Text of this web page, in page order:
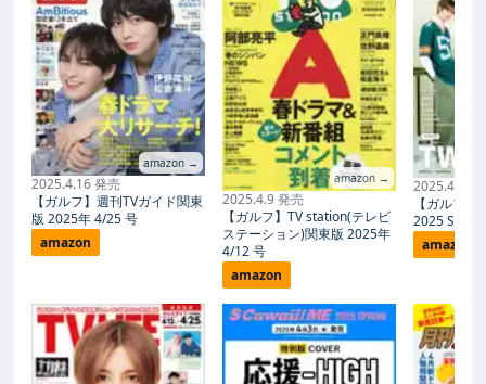
amazon →
2025.4.16 発売
【ガルフ】週刊TVガイド関東
版 2025年 4/25 号
amazon
amazon →
2025.4.9 発売
【ガルフ】TV station(テレビ
ステーション)関東版 2025年
4/12 号
amazon
2025.4.3 発
【ガルフ
2025
amazon